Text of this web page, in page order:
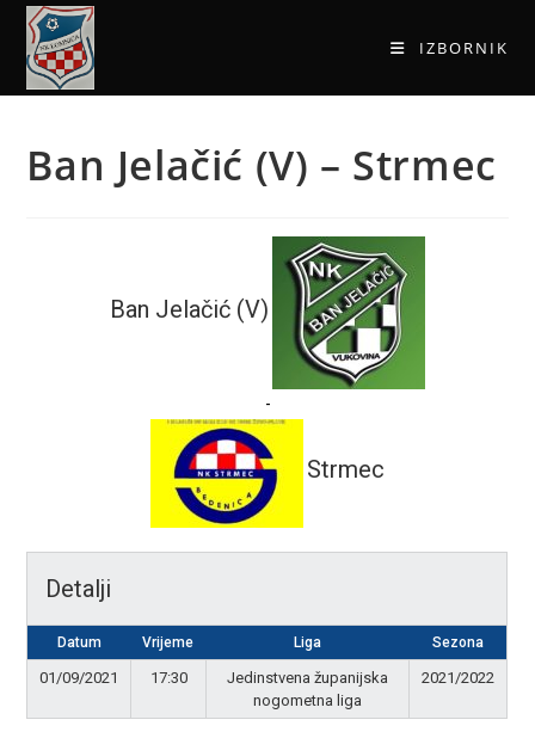
IZBORNIK
Ban Jelačić (V) – Strmec
Ban Jelačić (V)
-
Strmec
Detalji
Datum Vrijeme Liga Sezona
01/09/2021 17:30
Jedinstvena županijska
nogometna liga
2021/2022